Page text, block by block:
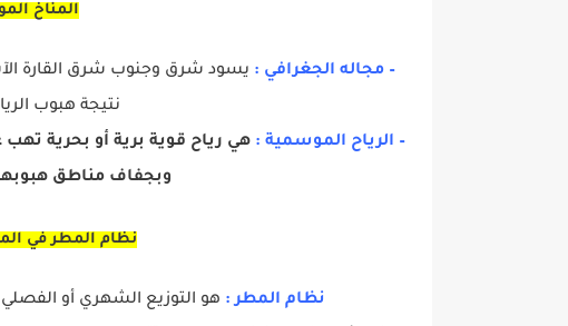
المناخ
– مجاله الجغرافي : يسود شرق وجنوب شرق القارة
نتيجة هبوب
– الرياح الموسمية : هي رياح قوية برية أو بحرية تهب
وبجفاف مناطق
نظام المطر في
نظام المطر : هو التوزيع الشهري أو